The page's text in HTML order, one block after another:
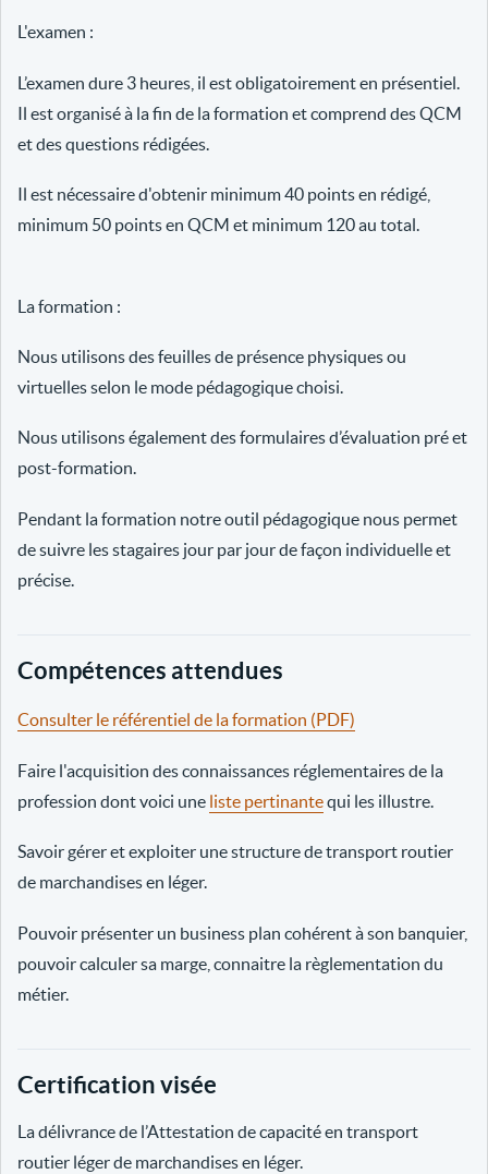
L'examen :
L’examen dure 3 heures, il est obligatoirement en présentiel.
Il est organisé à la fin de la formation et comprend des QCM
et des questions rédigées.
Il est nécessaire d'obtenir minimum 40 points en rédigé,
minimum 50 points en QCM et minimum 120 au total.
La formation :
Nous utilisons des feuilles de présence physiques ou
virtuelles selon le mode pédagogique choisi.
Nous utilisons également des formulaires d’évaluation pré et
post-formation.
Pendant la formation notre outil pédagogique nous permet
de suivre les stagaires jour par jour de façon individuelle et
précise.
Compétences attendues
Consulter le référentiel de la formation (PDF)
Faire l'acquisition des connaissances réglementaires de la
profession dont voici une liste pertinantequi les illustre.
Savoir gérer et exploiter une structure de transport routier
de marchandises en léger.
Pouvoir présenter un business plan cohérent à son banquier,
pouvoir calculer sa marge, connaitre la règlementation du
métier.
Certification visée
La délivrance de l’Attestation de capacité en transport
routier léger de marchandises en léger.